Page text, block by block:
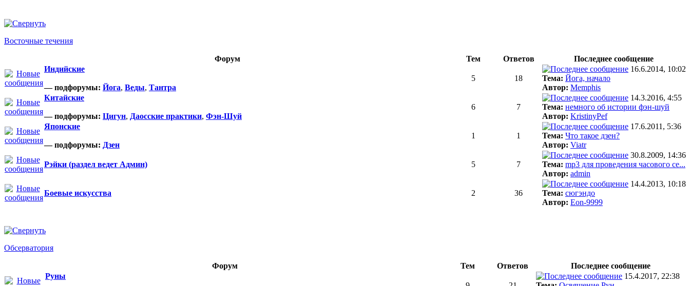
Восточные течения
Форум Тем Ответов
Последнее сообщение
Индийские
— подфорумы: Йога, Веды, Тантра
5 18
16.6.2014, 10:02
Тема: Йога, начало
Автор: Memphis
Китайские
— подфорумы: Цигун, Даосские практики, Фэн-Шуй
6 7
14.3.2016, 4:55
Тема: немного об истории фэн-шуй
Автор: KristinyPef
Японские
— подфорумы: Дзен
1 1
17.6.2011, 5:36
Тема: Что такое дзен?
Автор: Viatr
Рэйки (раздел ведет Админ) 5 7
30.8.2009, 14:36
Тема: mp3 для проведения часового се...
Автор: admin
Боевые искусства 2 36
14.4.2013, 10:18
Тема: сюгэндо
Автор: Eon-9999
Обсерватория
Форум Тем Ответов
Последнее сообщение
Руны
15.4.2017, 22:38